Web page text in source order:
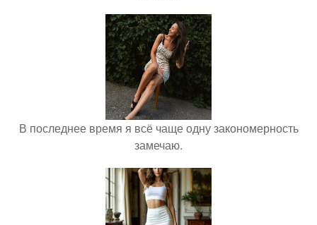
В последнее время я всё чаще одну закономерность
замечаю.